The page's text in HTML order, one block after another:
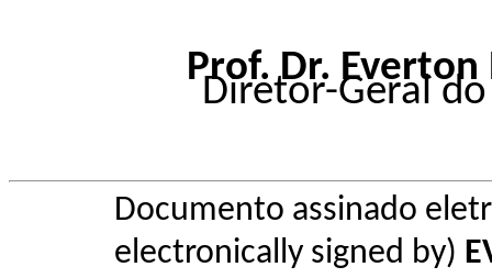
Prof. Dr. Everton
Diretor-Geral
Documento assinado
electronically signed by)